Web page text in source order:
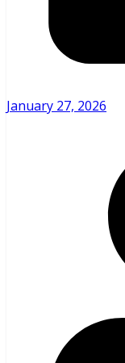
January 27, 2026